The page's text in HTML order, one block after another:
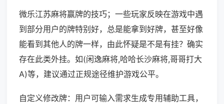
微乐江苏麻将赢牌的技巧；一些玩家反映在游戏中遇
到部分用户的牌特别好，总是能拿到好牌，甚至好像
能看到其他人的牌一样，由此怀疑是不是有挂？确实
存在此类外挂。如(闲逸麻将,哈哈长沙麻将,哥哥打大
A)等，建议通过正规途径维护游戏公平。
自定义修改牌：用户可输入需求生成专用辅助工具，